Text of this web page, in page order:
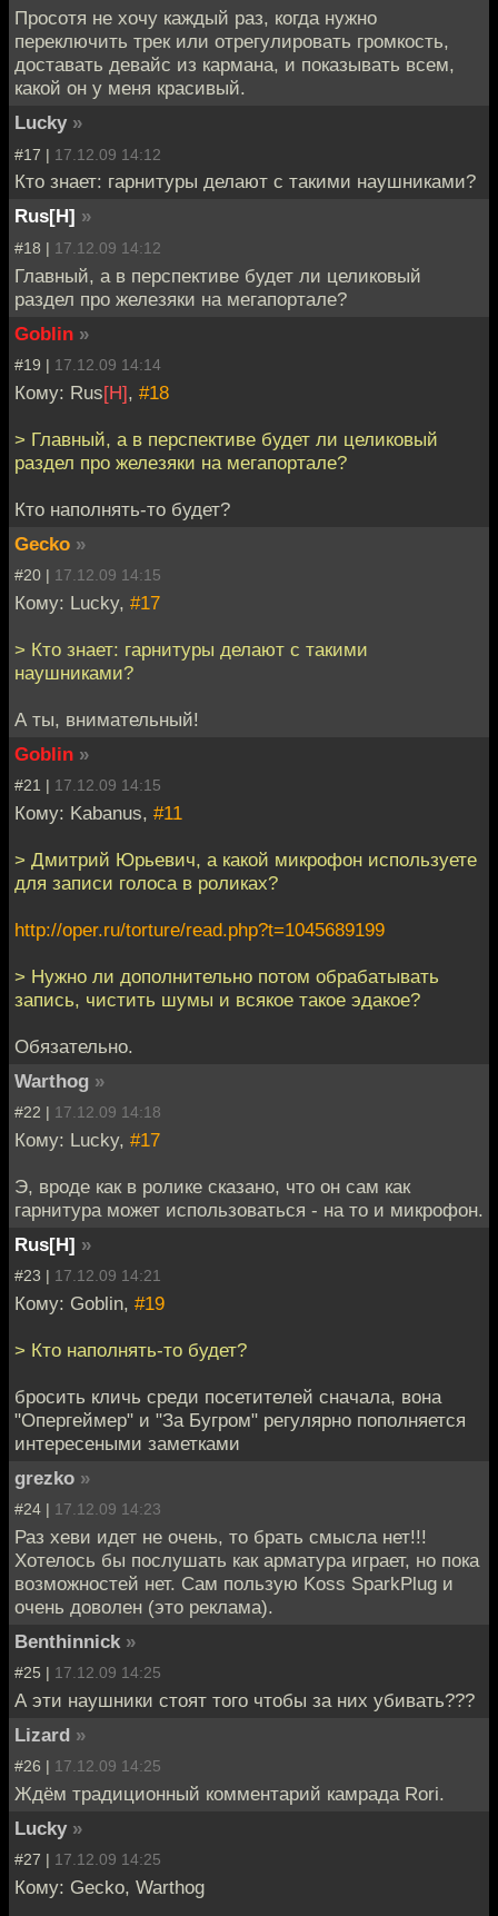
Просотя не хочу каждый раз, когда нужно
переключить трек или отрегулировать громкость,
доставать девайс из кармана, и показывать всем,
какой он у меня красивый.
Lucky »
#17 | 17.12.09 14:12
Кто знает: гарнитуры делают с такими наушниками?
Rus[H] »
#18 | 17.12.09 14:12
Главный, а в перспективе будет ли целиковый
раздел про железяки на мегапортале?
Goblin »
#19 | 17.12.09 14:14
Кому: Rus[H], #18
> Главный, а в перспективе будет ли целиковый
раздел про железяки на мегапортале?
Кто наполнять-то будет?
Gecko »
#20 | 17.12.09 14:15
Кому: Lucky, #17
> Кто знает: гарнитуры делают с такими
наушниками?
А ты, внимательный!
Goblin »
#21 | 17.12.09 14:15
Кому: Kabanus, #11
> Дмитрий Юрьевич, а какой микрофон используете
для записи голоса в роликах?
http://oper.ru/torture/read.php?t=1045689199
> Нужно ли дополнительно потом обрабатывать
запись, чистить шумы и всякое такое эдакое?
Обязательно.
Warthog »
#22 | 17.12.09 14:18
Кому: Lucky, #17
Э, вроде как в ролике сказано, что он сам как
гарнитура может использоваться - на то и микрофон.
Rus[H] »
#23 | 17.12.09 14:21
Кому: Goblin, #19
> Кто наполнять-то будет?
бросить кличь среди посетителей сначала, вона
"Опергеймер" и "За Бугром" регулярно пополняется
интересеными заметками
grezko »
#24 | 17.12.09 14:23
Раз хеви идет не очень, то брать смысла нет!!!
Хотелось бы послушать как арматура играет, но пока
возможностей нет. Сам пользую Koss SparkPlug и
очень доволен (это реклама).
Benthinnick »
#25 | 17.12.09 14:25
А эти наушники стоят того чтобы за них убивать???
Lizard »
#26 | 17.12.09 14:25
Ждём традиционный комментарий камрада Rori.
Lucky »
#27 | 17.12.09 14:25
Кому: Gecko, Warthog